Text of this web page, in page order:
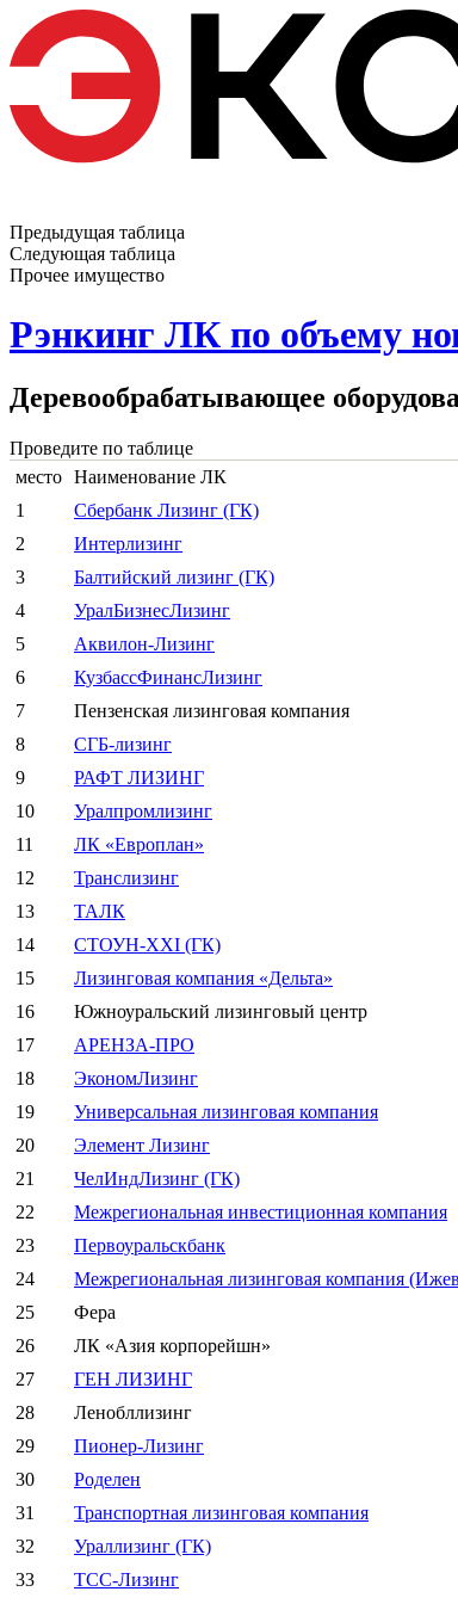
Предыдущая таблица
Следующая таблица
Прочее имущество
Рэнкинг ЛК по объему
Деревообрабатывающее
Проведите по таблице
место Наименование ЛК
1
Сбербанк Лизинг (ГК)
2
Интерлизинг
3
Балтийский лизинг (ГК)
4
УралБизнесЛизинг
5
Аквилон-Лизинг
6
КузбассФинансЛизинг
7
Пензенская лизинговая компания
8
СГБ-лизинг
9
РАФТ ЛИЗИНГ
10
Уралпромлизинг
11
ЛК «Европлан»
12
Транслизинг
13
ТАЛК
14
СТОУН-XXI (ГК)
15
Лизинговая компания «Дельта»
16
Южноуральский лизинговый центр
17
АРЕНЗА-ПРО
18
ЭкономЛизинг
19
Универсальная лизинговая компания
20
Элемент Лизинг
21
ЧелИндЛизинг (ГК)
22
Межрегиональная инвестиционная компания
23
Первоуральскбанк
24
Межрегиональная лизинговая компания
25
Фера
26
ЛК «Азия корпорейшн»
27
ГЕН ЛИЗИНГ
28
Ленобллизинг
29
Пионер-Лизинг
30
Роделен
31
Транспортная лизинговая компания
32
Ураллизинг (ГК)
33
ТСС-Лизинг